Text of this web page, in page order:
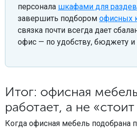
персонала шкафами для
завершить подбором офисных
связка почти всегда дает
офис — по удобству, бюджету и
Итог: офисная
работает, а не
Когда офисная мебель подобрана